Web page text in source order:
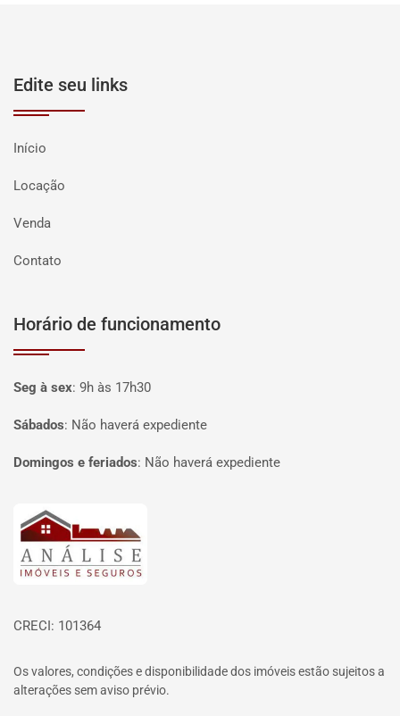
Edite seu links
Início
Locação
Venda
Contato
Horário de funcionamento
Seg à sex: 9h às 17h30
Sábados: Não haverá expediente
Domingos e feriados: Não haverá expediente
Página inicial
CRECI: 101364
Os valores, condições e disponibilidade dos imóveis estão sujeitos a
alterações sem aviso prévio.